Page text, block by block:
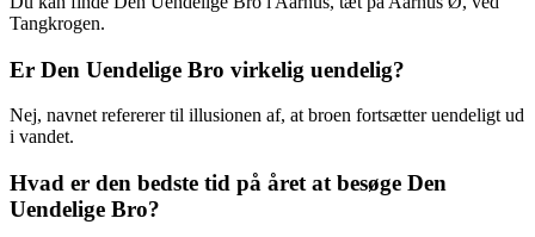
Tangkrogen.
Er Den Uendelige Bro virkelig uendelig?
Nej, navnet refererer til illusionen af, at broen fortsætter uendeligt ud
i vandet.
Hvad er den bedste tid på året at besøge Den
Uendelige Bro?